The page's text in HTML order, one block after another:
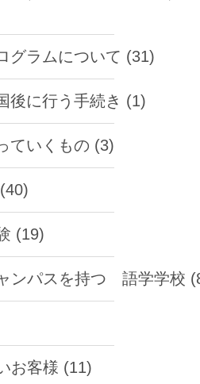
グラムについて (31)
後に行う手続き (1)
ていくもの (3)
(19)
ンパスを持つ 語学学校
お客様 (11)